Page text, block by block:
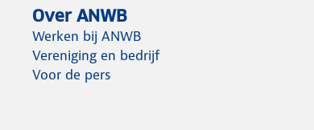
Over ANWB
Werken bij ANWB
Vereniging en bedrijf
Voor de pers